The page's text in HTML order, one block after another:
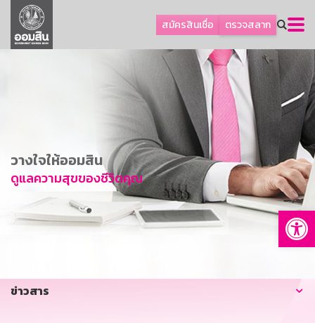
สมัครสินเชื่อ ตรวจสลาก
ลูกค้าธุรกิจ
ลูกค้าผู้ประกอบรายย่อย
การพัฒนาที่ยั่งยืน
ข่าวสาร
บริการทางการเงิน
อื่นๆ
วางใจให้ออมสิน
ดูแลความสุขของชีวิตคุณ
ข่าวสาร